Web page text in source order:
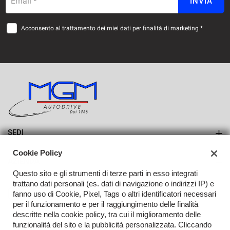
Acconsento al trattamento dei miei dati per finalità di marketing *
SEDI
Sede di Erba
Sede di Lurago d'Erba
Azienda
Contatti
Cookie Policy
Questo sito e gli strumenti di terze parti in esso integrati
trattano dati personali (es. dati di navigazione o indirizzi IP) e
fanno uso di Cookie, Pixel, Tags o altri identificatori necessari
per il funzionamento e per il raggiungimento delle finalità
descritte nella cookie policy, tra cui il miglioramento delle
funzionalità del sito e la pubblicità personalizzata. Cliccando